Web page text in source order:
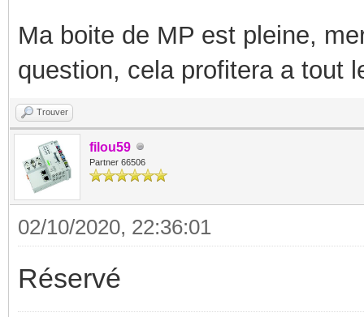
Ma boite de MP est pleine,
question, cela profitera a tout
Trouver
filou59
Partner 66506
02/10/2020, 22:36:01
Réservé